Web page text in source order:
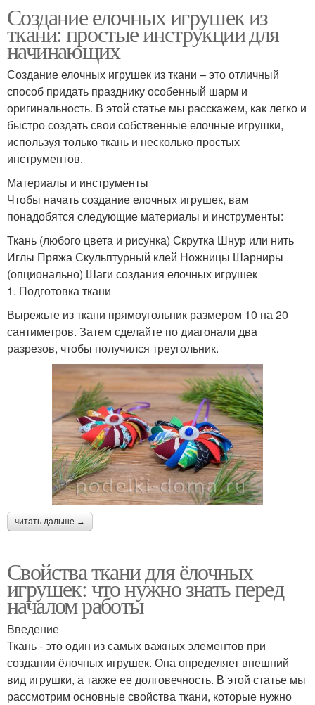
Создание елочных игрушек из
ткани: простые инструкции для
начинающих
Создание елочных игрушек из ткани – это отличный
способ придать празднику особенный шарм и
оригинальность. В этой статье мы расскажем, как легко и
быстро создать свои собственные елочные игрушки,
используя только ткань и несколько простых
инструментов.
Материалы и инструменты
Чтобы начать создание елочных игрушек, вам
понадобятся следующие материалы и инструменты:
Ткань (любого цвета и рисунка) Скрутка Шнур или нить
Иглы Пряжа Скульптурный клей Ножницы Шарниры
(опционально) Шаги создания елочных игрушек
1. Подготовка ткани
Вырежьте из ткани прямоугольник размером 10 на 20
сантиметров. Затем сделайте по диагонали два
разрезов, чтобы получился треугольник.
читать дальше →
Свойства ткани для ёлочных
игрушек: что нужно знать перед
началом работы
Введение
Ткань - это один из самых важных элементов при
создании ёлочных игрушек. Она определяет внешний
вид игрушки, а также ее долговечность. В этой статье мы
рассмотрим основные свойства ткани, которые нужно